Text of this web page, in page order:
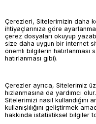
Çerezleri, Sitelerimizin daha
ihtiyaçlarınıza göre
çerez dosyaları okuyup
size daha uygun bir internet
önemli bilgilerin hatırlanması
hatırlanması gibi).
Çerezler ayrıca, Sitelerimiz
hızlanmasına da yardımcı
Sitelerimizi nasıl kullandığını
kullanışlılığını geliştirmek
hakkında istatistiksel bilgiler